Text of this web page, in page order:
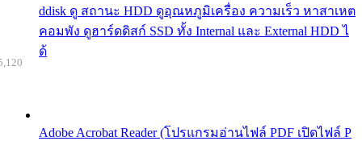
ddisk ดู สถานะ HDD ดูอุณหภูมิเครื่อง ความเร็ว หาสาเหต
คอมพัง ดูฮาร์ดดิสก์ SSD ทั้ง Internal และ External HDD ไ
ด้
Adobe Acrobat Reader (โปรแกรมอ่านไฟล์ PDF เปิดไฟล์ P